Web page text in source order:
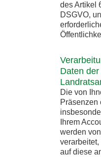
des Artikel
DSGVO,
Daten
Die von
Präsenzen
Ihrem
werden
auf diese